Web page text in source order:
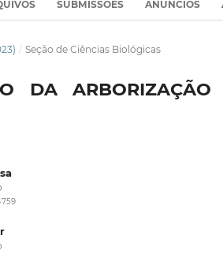
SUBMISSÕES ANÚNCIOS
/ Seção de Ciências Biológicas
DA